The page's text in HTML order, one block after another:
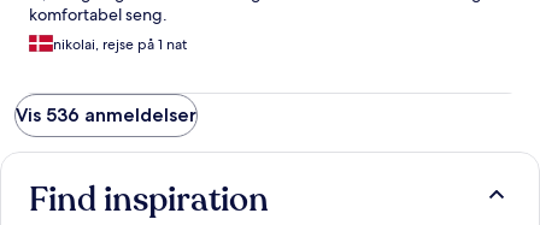
komfortabel seng.
nikolai, rejse på 1 nat
Vis 536 anmeldelser
Find inspiration